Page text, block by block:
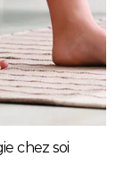
chez soi